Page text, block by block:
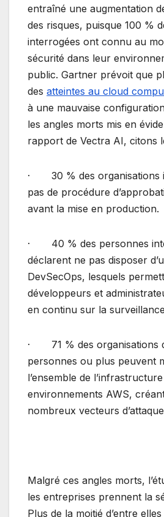
entraîné une augmentation
des risques, puisque 100 %
interrogées ont connu au
sécurité dans leur
public. Gartner prévoit que
des atteintes au cloud
à une mauvaise
les angles morts mis en
rapport de Vectra AI, citons
· 30 % des organisations
pas de procédure
avant la mise en production.
· 40 % des personnes
déclarent ne pas disposer
DevSecOps, lesquels
développeurs et
en continu sur la
· 71 % des organisations
personnes ou plus peuvent
l’ensemble de
environnements AWS,
nombreux vecteurs
Malgré ces angles morts,
les entreprises prennent la
Plus de la moitié d’entre